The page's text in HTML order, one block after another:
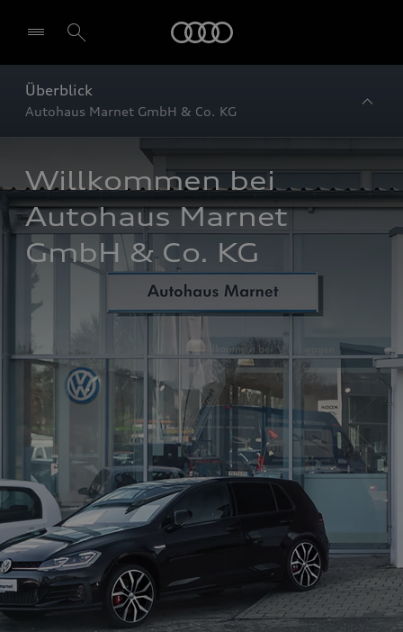
Überblick
Autohaus Marnet GmbH & Co. KG
Willkommen bei
Autohaus Marnet
GmbH & Co. KG